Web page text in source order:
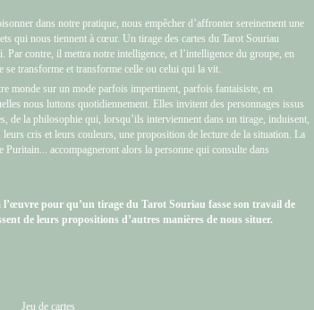
dans notre pratique, nous empêcher d’affronter sereinement une
qui nous tiennent à cœur. Un tirage des cartes du Tarot Souriau
Par contre, il mettra notre intelligence, et l’intelligence du groupe, en
se transforme et transforme celle ou celui qui la vit.
monde sur un mode parfois impertinent, parfois fantaisiste, en
nous luttons quotidiennement. Elles invitent des personnages issus
de la philosophie qui, lorsqu’ils interviennent dans un tirage, induisent,
cris et leurs couleurs, une proposition de lecture de la situation. La
accompagneront alors la personne qui consulte dans
l’œuvre pour qu’un tirage du Tarot Souriau fasse son travail de
de leurs propositions d’autres manières de nous situer.
Jeu de cartes